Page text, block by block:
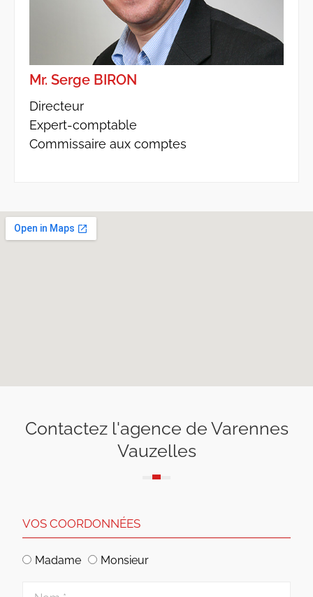
Mr. Serge BIRON
Directeur
Expert-comptable
Commissaire aux comptes
Contactez l'agence de Varennes
Vauzelles
VOS COORDONNÉES
Madame Monsieur